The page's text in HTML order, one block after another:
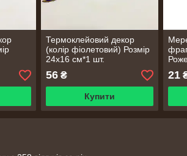
Термоклейовий декор
(колір фіолетовий) Розмір
24х16 см*1 шт.
56₴
Купити
21